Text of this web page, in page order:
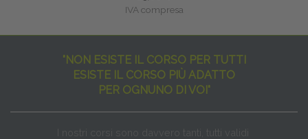
IVA compresa
"NON ESISTE IL CORSO PER TUTTI
ESISTE IL CORSO PIÙ ADATTO
PER OGNUNO DI VOI"
I nostri corsi sono davvero tanti, tutti validi